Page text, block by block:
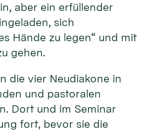
aber ein erfüllender
sich
Hände zu legen“ und mit
gehen.
die vier Neudiakone in
und pastoralen
Dort und im Seminar
fort, bevor sie die